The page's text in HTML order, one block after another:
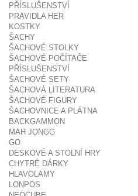
PŘÍSLUŠENSTVÍ
PRAVIDLA HER
KOSTKY
ŠACHY
ŠACHOVÉ STOLKY
ŠACHOVÉ POČÍTAČE
PŘÍSLUŠENSTVÍ
ŠACHOVÉ SETY
ŠACHOVÁ LITERATURA
ŠACHOVÉ FIGURY
ŠACHOVNICE A PLÁTNA
BACKGAMMON
MAH JONGG
GO
DESKOVÉ A STOLNÍ HRY
CHYTRÉ DÁRKY
HLAVOLAMY
LONPOS